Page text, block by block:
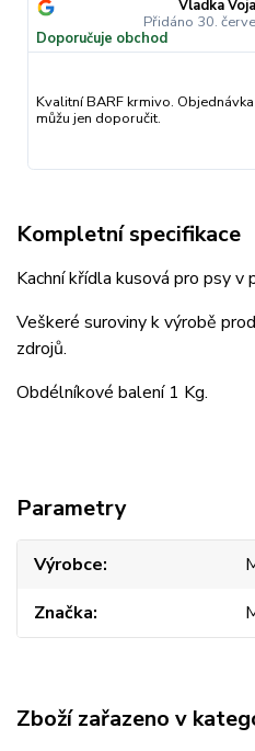
Vladka
Přidáno 30.
Doporučuje obchod
Kvalitní BARF krmivo.
můžu jen doporučit.
Kompletní specifikace
Kachní křídla kusová pro psy v
Veškeré suroviny k výrobě
zdrojů.
Obdélníkové balení 1 Kg.
Parametry
Výrobce
Značka
Zboží zařazeno v